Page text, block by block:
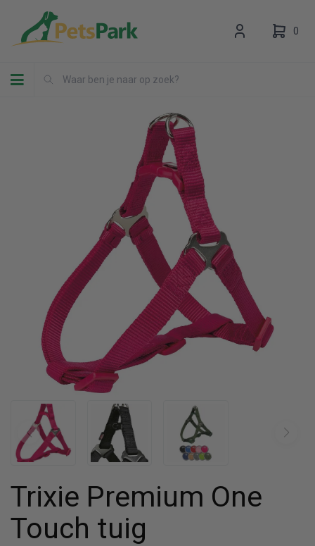
Toggle navigation
0
Uw winkelwagen is leeg.
Vul hem met producten.
Trixie Premium One
Touch tuig